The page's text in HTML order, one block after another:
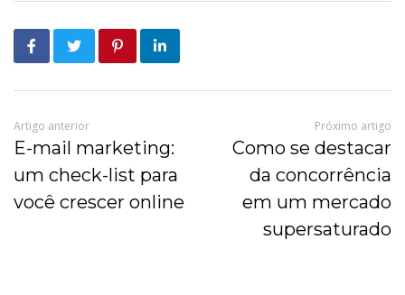
Artigo anterior
E-mail marketing:
um check-list para
você crescer online
Próximo artigo
Como se destacar
da concorrência
em um mercado
supersaturado